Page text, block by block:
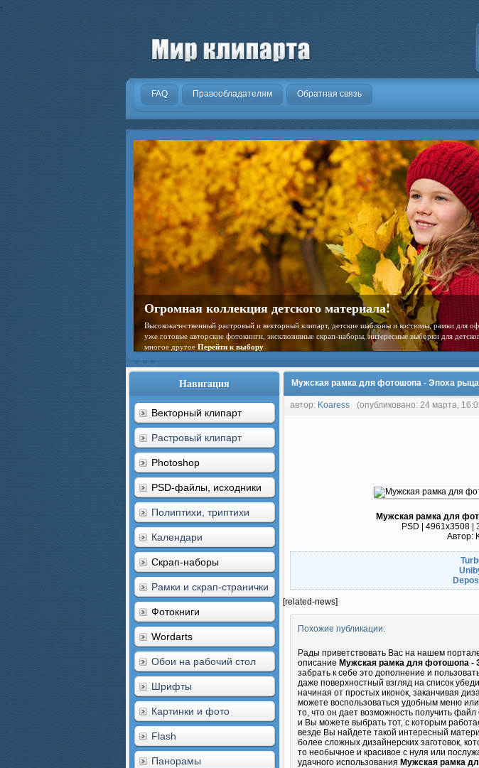
.
FAQ Правообладателям Обратная связь
Огромная коллекция детского материала!
Высококачественный растровый и векторный клипарт, детские шаблоны и костюмы, рамки для
уже готовые авторские фотокниги, эксклюзивные скрап-наборы, интересные выборки для
многое другое Перейти к выбору
Навигация
Векторный клипарт
Растровый клипарт
Photoshop
PSD-файлы, исходники
Полиптихи, триптихи
Календари
Скрап-наборы
Рамки и скрап-странички
Фотокниги
Wordarts
Обои на рабочий стол
Шрифты
Картинки и фото
Flash
Панорамы
Мужская рамка для фотошопа - Эпоха
автор: Koaress (опубликовано: 24 марта,
Мужская рамка для
PSD | 4961x3508 |
Автор:
[related-news]
Похожие публикации:
Рады приветствовать Вас на нашем
описание Мужская рамка для фотошопа -
забрать к себе это дополнение и
даже поверхностный взгляд на список
начиная от простых иконок, заканчивая
можете воспользоваться удобным меню
то, что он дает возможность получить
и Вы можете выбрать тот, с которым
везде Вы найдете такой интересный
более сложных дизайнерских заготовок,
то необычное и красивое с нуля или
удачного использования Мужская рамка